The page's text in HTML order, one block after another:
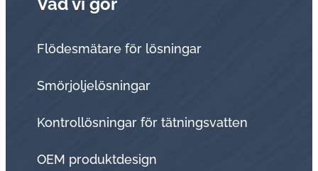
Flödesmätare för lösningar
Smörjoljelösningar
Kontrollösningar för tätningsvatten
OEM produktdesign